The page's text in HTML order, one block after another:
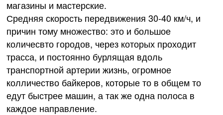
магазины и мастерские.
Средняя скорость передвижения 30-40 км/ч, и
причин тому множество: это и большое
количесвто городов, через которых проходит
трасса, и постоянно бурлящая вдоль
транспортной артерии жизнь, огромное
колличество байкеров, которые то в общем то
едут быстрее машин, а так же одна полоса в
каждое направление.